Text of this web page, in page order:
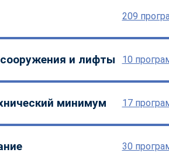
209
и лифты 10
минимум 17
30